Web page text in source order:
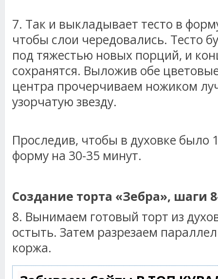
7. Так и выкладывает тесто в
чтобы слои чередовались. Тесто
под тяжестью новых порций, и
сохранятся. Выложив обе
центра прочерчиваем ножиком
узорчатую звезду.
Проследив, чтобы в духовке было
форму на 30-35 минут.
Создание торта «Зебра», шаги
8. Вынимаем готовый торт из
остыть. Затем разрезаем
коржа.